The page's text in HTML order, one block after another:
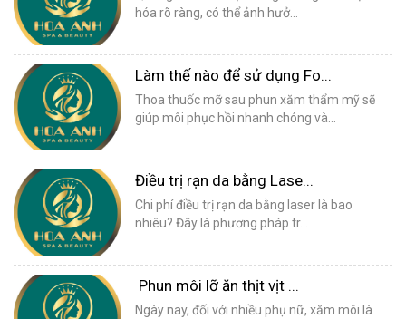
hóa rõ ràng, có thể ảnh hưở...
Làm thế nào để sử dụng Fo...
Thoa thuốc mỡ sau phun xăm thẩm mỹ sẽ
giúp môi phục hồi nhanh chóng và...
Điều trị rạn da bằng Lase...
Chi phí điều trị rạn da bằng laser là bao
nhiêu? Đây là phương pháp tr...
Phun môi lỡ ăn thịt vịt ...
Ngày nay, đối với nhiều phụ nữ, xăm môi là